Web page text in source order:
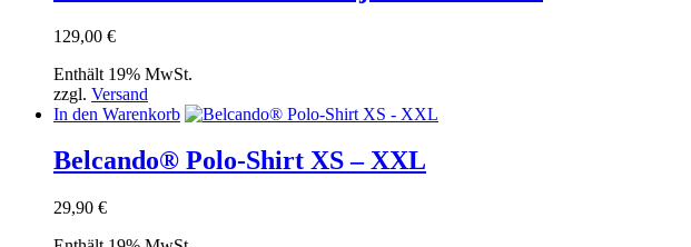
129,00 €
Enthält 19% MwSt.
zzgl. Versand
In den Warenkorb
Belcando® Polo-Shirt XS – XXL
29,90 €